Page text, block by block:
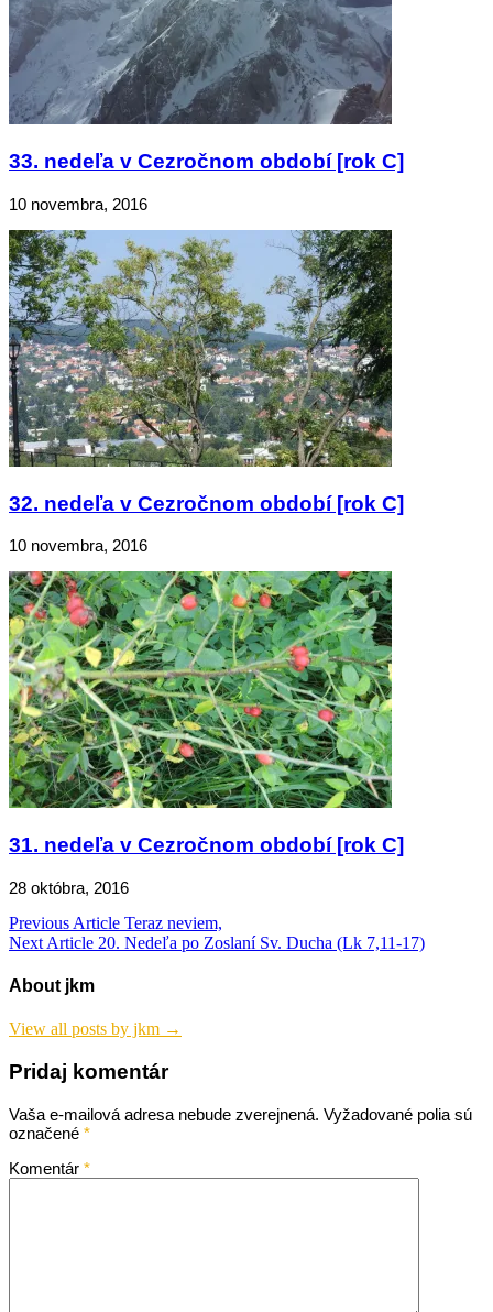
33. nedeľa v Cezročnom období [rok C]
10 novembra, 2016
32. nedeľa v Cezročnom období [rok C]
10 novembra, 2016
31. nedeľa v Cezročnom období [rok C]
28 októbra, 2016
Navigácia
v
článku
Previous Article Teraz neviem,
Next Article 20. Nedeľa po Zoslaní Sv. Ducha (Lk 7,11-17)
About jkm
View all posts by jkm →
Pridaj komentár
Vaša e-mailová adresa nebude zverejnená. Vyžadované polia sú
označené *
Komentár *